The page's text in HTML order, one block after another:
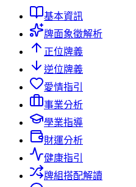
基本資訊
牌面象徵解析
正位牌義
逆位牌義
愛情指引
事業分析
學業指導
財運分析
健康指引
牌組搭配解讀